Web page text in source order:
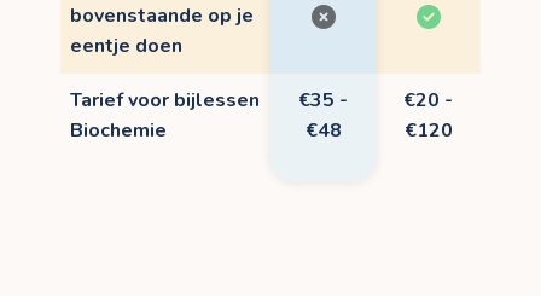
bovenstaande op je
eentje doen
Tarief voor bijlessen
Biochemie
€35 -
€48
€20 -
€120